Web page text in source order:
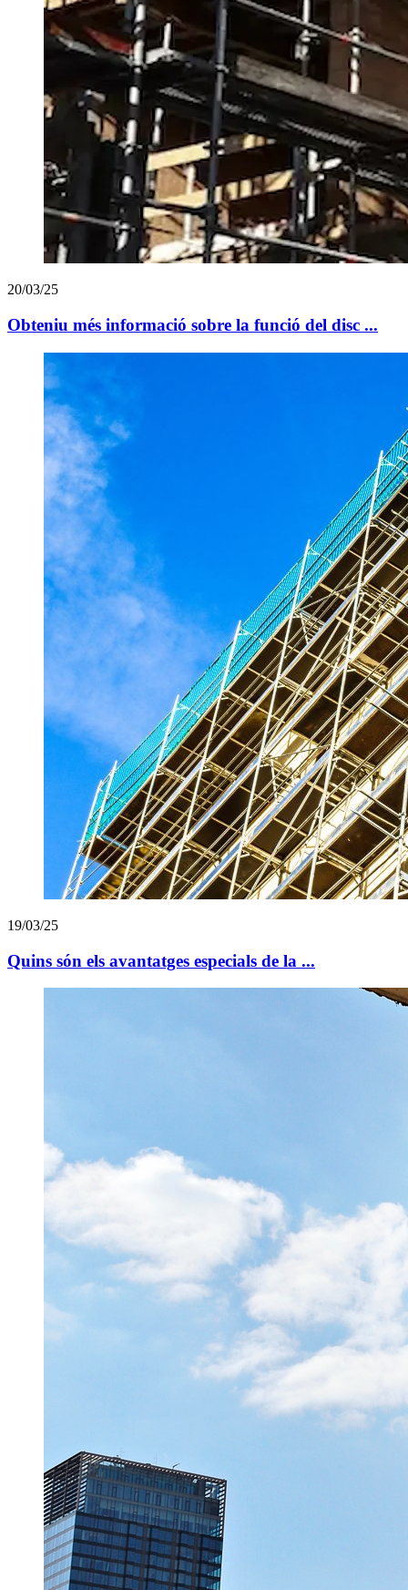
20/03/25
Obteniu més informació sobre la funció del disc ...
19/03/25
Quins són els avantatges especials de la ...